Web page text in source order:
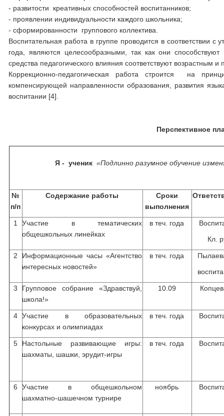
- развитости креативных способностей воспитанников;
- проявлении индивидуальности каждого школьника;
- сформированности группового коллектива.
Воспитательная работа в группе проводится в соответствии
года, являются целесообразными, так как они
средства педагогического влияния соответствуют возрастным
Коррекционно-педагогическая работа строится на
компенсирующей направленности образования, развития
воспитании [4].
Перспективное
Я - ученик «Подлинно разумное обучение
№
п/п
Содержание работы
Сроки
выполнения
1
Участие в тематических
общешкольных линейках
в теч. года
Кл.
2
Информационные часы «Агентство
интересных новостей»
в теч. года
3
Групповое собрание «Здравствуй,
школа!»
10.09
4 Участие в образовательных
конкурсах и олимпиадах
в теч. года
5
Настольные развивающие игры:
шахматы, шашки, эрудит-игры
в теч. года
6
Участие в общешкольном
шахматно-шашечном турнире
ноябрь